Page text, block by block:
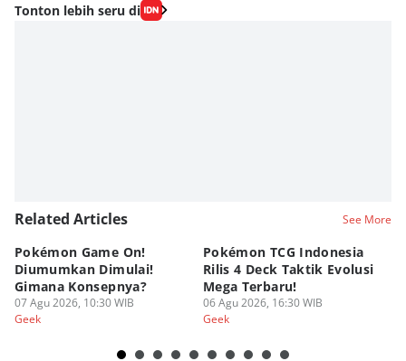
Tonton lebih seru di
Related Articles See More
Pokémon Game On!
Diumumkan Dimulai!
Gimana Konsepnya?
07 Agu 2026, 10:30 WIB
Geek
Pokémon TCG Indonesia
Rilis 4 Deck Taktik Evolusi
Mega Terbaru!
06 Agu 2026, 16:30 WIB
Geek